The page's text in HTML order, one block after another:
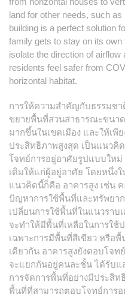
land for other needs, such
building is a perfect solution
family gets to stay on its own
isolate the direction of airflow
residents feel safer from
horizontal habitat.
การให้ความสำคัญกับธรรมช
ขยายพื้นที่สวนสาธารณะขนา
มากขึ้นในเขตเมือง และให้เพี
ประสิทธิภาพสูงสุด เป็นแนวคิ
โจทย์การอยู่อาศัยรูปแบบให
เดิมให้แก่ผู้อยู่อาศัย โดยหนึ่ง
แนวคิดนี้ก็คือ อาคารสูง เช่น
ปัญหาการใช้พื้นที่และทรัพยา
เปลี่ยนการใช้พื้นที่ในแนวราบ
จะทำให้มีพื้นที่เหลือในการใช้
เฉพาะการมีพื้นที่สีเขียว หรือ
เดียวกัน อาคารสูงยังตอบโจ
จะแยกกันอยู่คนละชั้น ได้รับ
การจัดการพื้นที่อย่างมีประสิ
พื้นที่ที่สามารถตอบโจทย์การ